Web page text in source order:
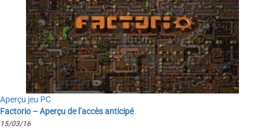
Aperçu jeu PC
Factorio – Aperçu de l’accès anticipé
15/03/16